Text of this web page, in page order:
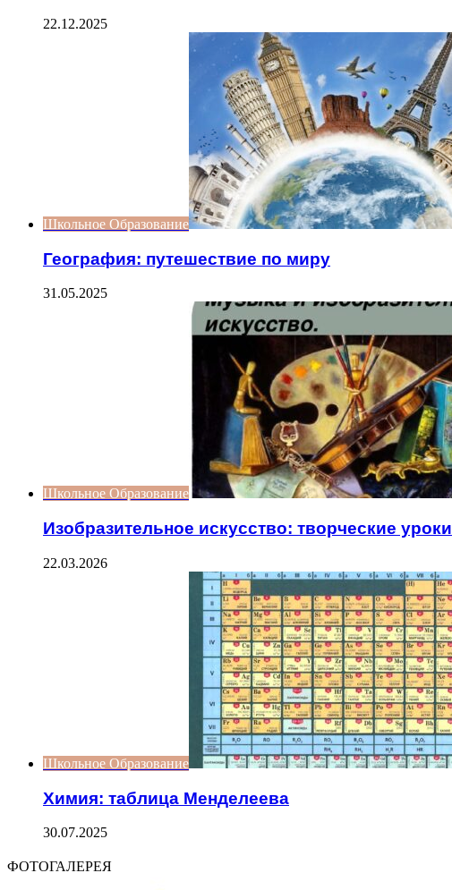
22.12.2025
Школьное Образование
География: путешествие по миру
31.05.2025
Школьное Образование
Изобразительное искусство: творческие уроки
22.03.2026
Школьное Образование
Химия: таблица Менделеева
30.07.2025
ФОТОГАЛЕРЕЯ